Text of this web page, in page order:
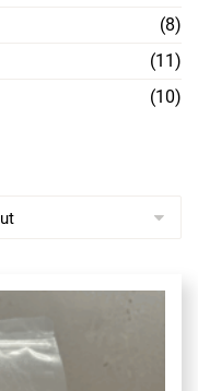
(8)
(11)
(10)